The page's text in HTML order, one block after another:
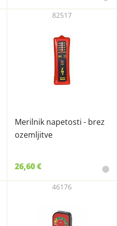
Merilnik napetosti - brez
ozemljitve
82517
26,60 €
46176